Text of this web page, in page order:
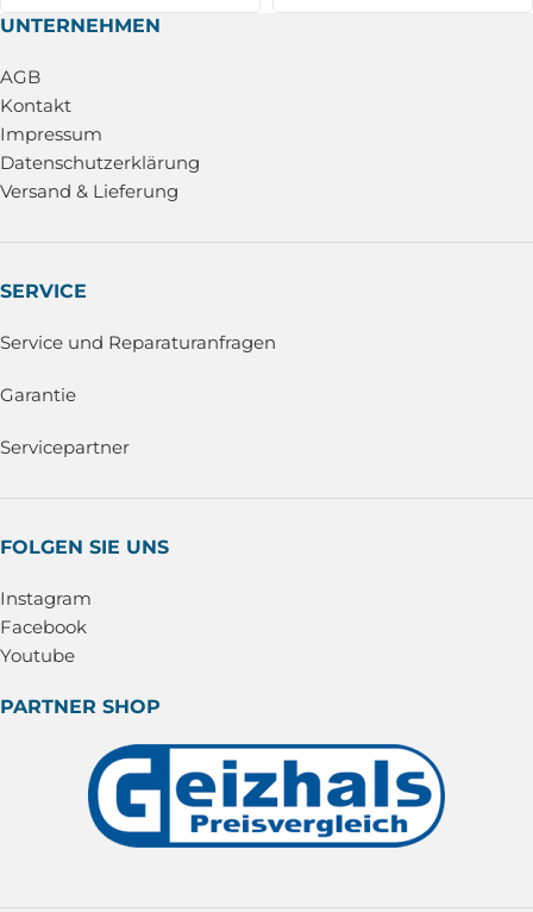
UNTERNEHMEN
AGB
Kontakt
Impressum
Datenschutzerklärung
Versand & Lieferung
SERVICE
Service und Reparaturanfragen
Garantie
Servicepartner
FOLGEN SIE UNS
Instagram
Facebook
Youtube
PARTNER SHOP